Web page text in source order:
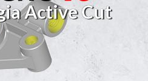
Active Cut